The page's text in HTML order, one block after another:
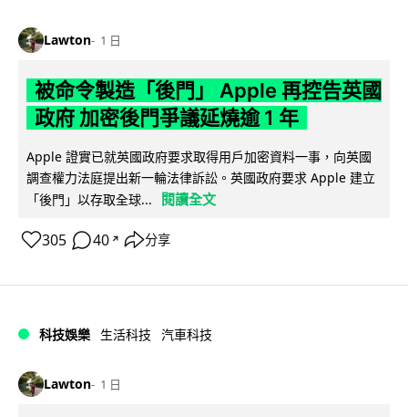
Lawton 1 日
被命令製造「後門」 Apple 再控告英國
政府 加密後門爭議延燒逾 1 年
Apple 證實已就英國政府要求取得用戶加密資料一事，向英國
調查權力法庭提出新一輪法律訴訟。英國政府要求 Apple 建立
「後門」以存取全球...
閱讀全文
305 40 ↗ 分享
科技娛樂 生活科技 汽車科技
Lawton 1 日